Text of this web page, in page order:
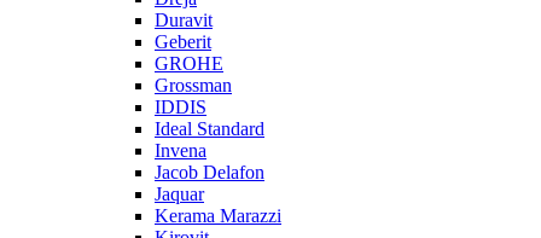
Duravit
Geberit
GROHE
Grossman
IDDIS
Ideal Standard
Invena
Jacob Delafon
Jaquar
Kerama Marazzi